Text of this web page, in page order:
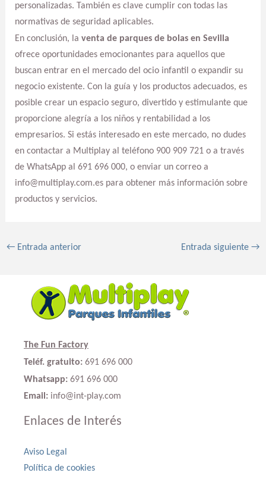
personalizadas. También es clave cumplir con todas las
normativas de seguridad aplicables.
En conclusión, la venta de parques de bolas en Sevilla
ofrece oportunidades emocionantes para aquellos que
buscan entrar en el mercado del ocio infantil o expandir su
negocio existente. Con la guía y los productos adecuados, es
posible crear un espacio seguro, divertido y estimulante que
proporcione alegría a los niños y rentabilidad a los
empresarios. Si estás interesado en este mercado, no dudes
en contactar a Multiplay al teléfono 900 909 721 o a través
de WhatsApp al 691 696 000, o enviar un correo a
info@multiplay.com.es para obtener más información sobre
productos y servicios.
←Entrada anterior Entrada siguiente→
The Fun Factory
Teléf. gratuito: 691 696 000
Whatsapp: 691 696 000
Email: info@int-play.com
Enlaces de Interés
Aviso Legal
Política de cookies